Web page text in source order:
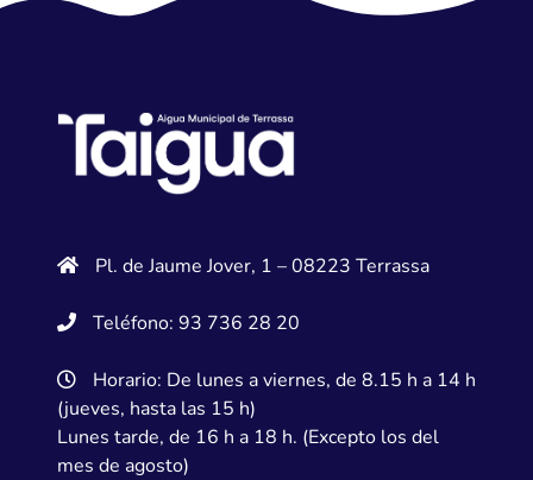
Pl. de Jaume Jover, 1 – 08223 Terrassa
Teléfono: 93 736 28 20
Horario: De lunes a viernes, de 8.15 h a 14 h
(jueves, hasta las 15 h)
Lunes tarde, de 16 h a 18 h. (Excepto los del
mes de agosto)